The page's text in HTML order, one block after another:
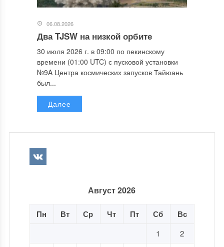
06.08.2026
Два TJSW на низкой орбите
30 июля 2026 г. в 09:00 по пекинскому
времени (01:00 UTC) с пусковой установки
№9A Центра космических запусков Тайюань
был...
Далее
Август 2026
Пн Вт Ср Чт Пт Сб Вс
1
2